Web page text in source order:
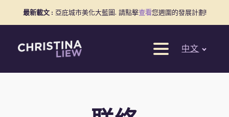
最新載文 : 亞庇城市美化大藍圖. 請點擊查看您週圍的發展計劃!
中文